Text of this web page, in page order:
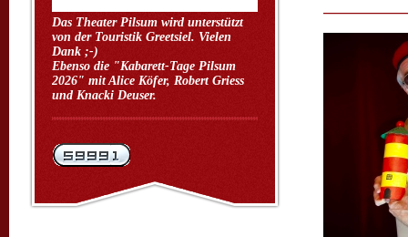
Das Theater Pilsum wird unterstützt
von der Touristik Greetsiel. Vielen
Dank ;-)
Ebenso die "Kabarett-Tage Pilsum
2026" mit Alice Köfer, Robert Griess
und Knacki Deuser.